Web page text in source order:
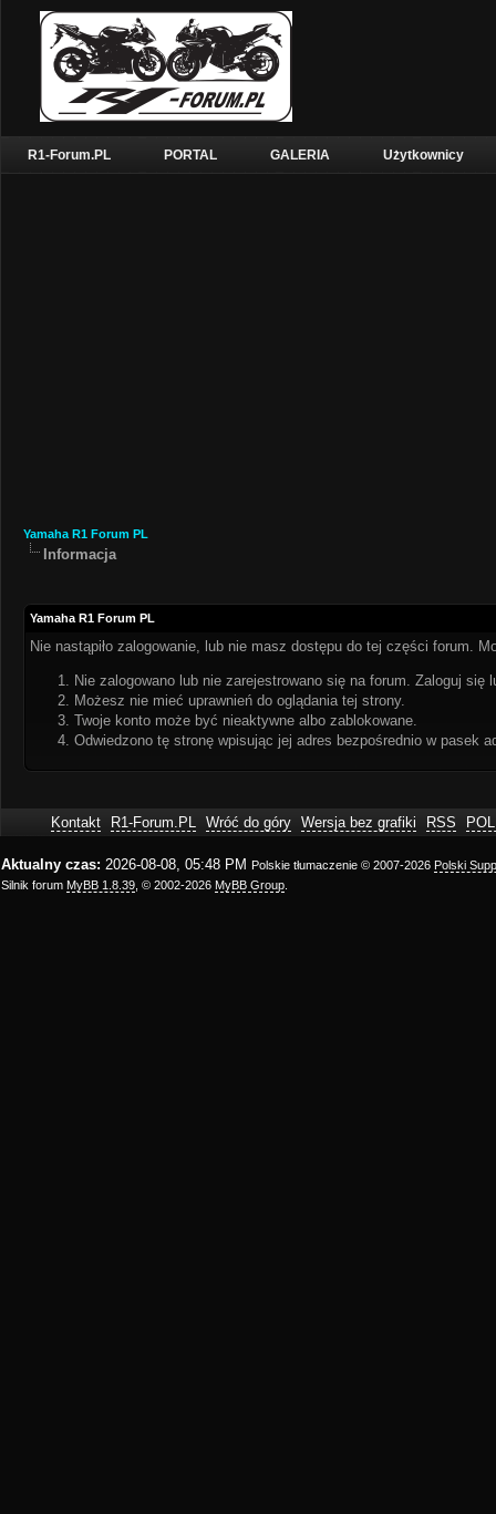
R1-Forum.PL PORTAL GALERIA Użytkownicy
Yamaha R1 Forum PL
Informacja
Yamaha R1 Forum PL
Nie nastąpiło zalogowanie, lub nie masz dostępu do tej części forum.
Nie zalogowano lub nie zarejestrowano się na forum. Zaloguj się
Możesz nie mieć uprawnień do oglądania tej strony.
Twoje konto może być nieaktywne albo zablokowane.
Odwiedzono tę stronę wpisując jej adres bezpośrednio w pasek
Kontakt R1-Forum.PL Wróć do góry Wersja bez grafiki RSS
Aktualny czas: 2026-08-08, 05:48 PM Polskie tłumaczenie © 2007-2026 Polski
Silnik forum MyBB 1.8.39 , © 2002-2026 MyBB Group